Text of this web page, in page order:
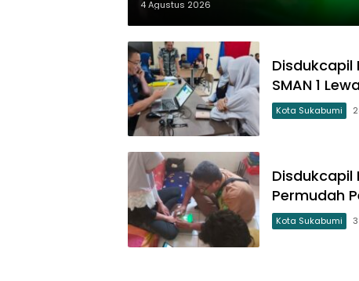
4 Agustus 2026
Disdukcapil
SMAN 1
Kota Sukabumi
Disdukcapil
Permudah
Kota Sukabumi